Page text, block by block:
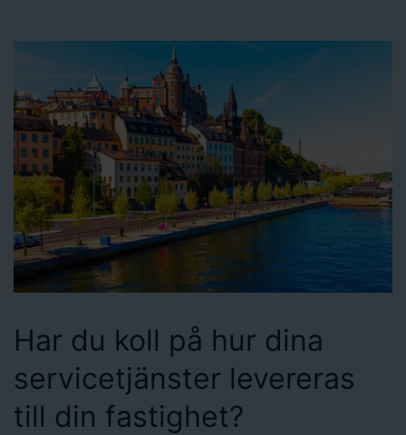
Har du koll på hur dina
servicetjänster levereras
till din fastighet?